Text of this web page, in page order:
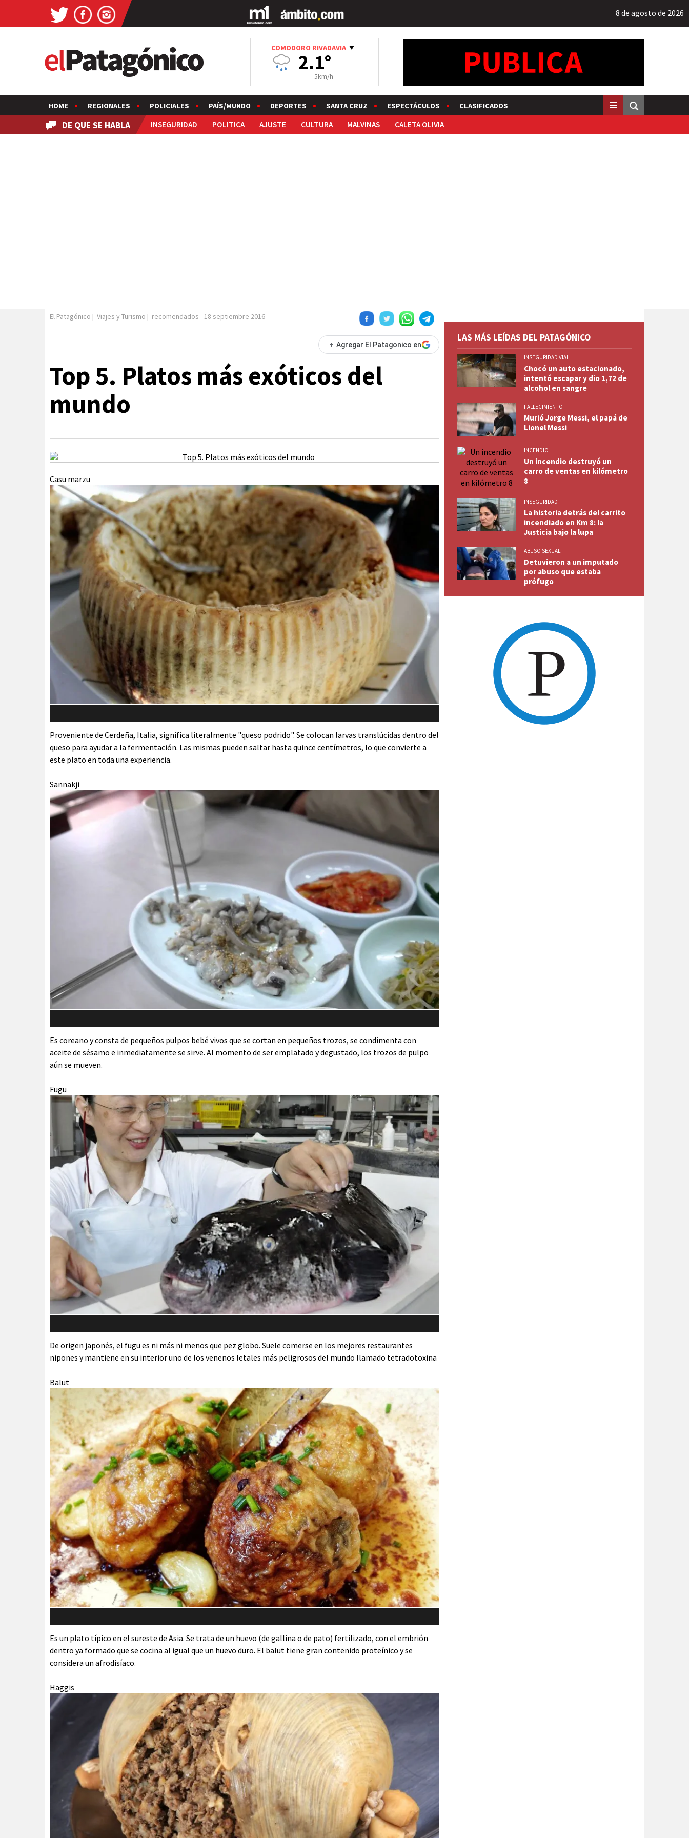
8 de agosto de 2026
COMODORO RIVADAVIA
2.1°
5km/h
HOME REGIONALES POLICIALES PAÍS/MUNDO DEPORTES SANTA CRUZ ESPECTÁCULOS CLASIFICADOS
DE QUE SE HABLA INSEGURIDAD POLITICA AJUSTE CULTURA MALVINAS CALETA OLIVIA
El Patagónico | Viajes y Turismo | recomendados - 18 septiembre 2016
+ Agregar El Patagonico en
Top 5. Platos más exóticos del
mundo
Casu marzu
Proveniente de Cerdeña, Italia, significa literalmente "queso podrido". Se colocan larvas translúcidas dentro del
queso para ayudar a la fermentación. Las mismas pueden saltar hasta quince centímetros, lo que convierte a
este plato en toda una experiencia.
Sannakji
Es coreano y consta de pequeños pulpos bebé vivos que se cortan en pequeños trozos, se condimenta con
aceite de sésamo e inmediatamente se sirve. Al momento de ser emplatado y degustado, los trozos de pulpo
aún se mueven.
Fugu
De origen japonés, el fugu es ni más ni menos que pez globo. Suele comerse en los mejores restaurantes
nipones y mantiene en su interior uno de los venenos letales más peligrosos del mundo llamado tetradotoxina
Balut
Es un plato típico en el sureste de Asia. Se trata de un huevo (de gallina o de pato) fertilizado, con el embrión
dentro ya formado que se cocina al igual que un huevo duro. El balut tiene gran contenido proteínico y se
considera un afrodisíaco.
Haggis
LAS MÁS LEÍDAS DEL PATAGÓNICO
INSEGURIDAD VIAL
Chocó un auto estacionado,
intentó escapar y dio 1,72 de
alcohol en sangre
FALLECIMIENTO
Murió Jorge Messi, el papá de
Lionel Messi
INCENDIO
Un incendio destruyó un
carro de ventas en kilómetro
8
INSEGURIDAD
La historia detrás del carrito
incendiado en Km 8: la
Justicia bajo la lupa
ABUSO SEXUAL
Detuvieron a un imputado
por abuso que estaba
prófugo